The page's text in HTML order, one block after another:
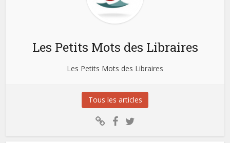
Les Petits Mots des Libraires
Les Petits Mots des Libraires
Tous les articles